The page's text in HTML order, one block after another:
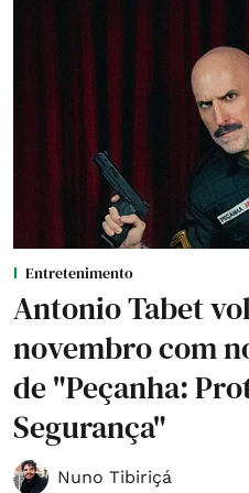
Entretenimento
Antonio Tabet
novembro com
de "Peçanha:
Segurança"
Nuno Tibiriçá